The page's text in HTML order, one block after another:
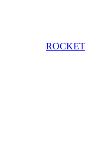
ROCKET